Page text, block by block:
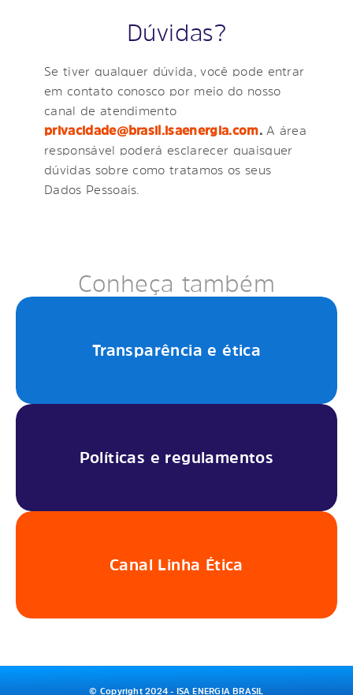
Dúvidas?
Se tiver qualquer dúvida, você pode entrar
em contato conosco por meio do nosso
canal de atendimento
privacidade@brasil.isaenergia.com.A área
responsável poderá esclarecer quaisquer
dúvidas sobre como tratamos os seus
Dados Pessoais.
Conheça também
Transparência e ética
Políticas e regulamentos
Canal Linha Ética
© Copyright 2024 - ISA ENERGIA BRASIL